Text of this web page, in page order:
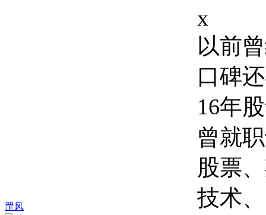
罡风
x
以前
口碑
16年
曾就
股票
技术